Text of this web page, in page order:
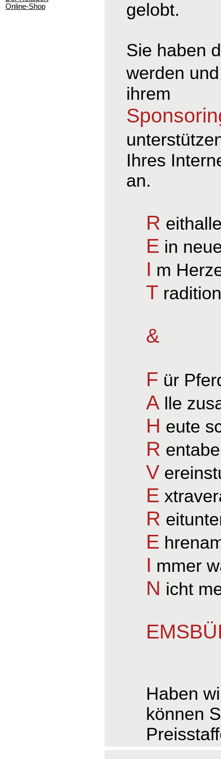
Online-Shop
gelobt.
Sie haben
werden
ihrem
Ihres
an.
R
E in
I m
T
&
F ür
A lle
H eute
R
V
E
R
E
I mmer
N icht
Haben
können